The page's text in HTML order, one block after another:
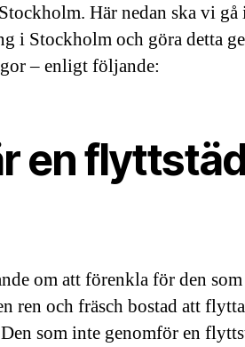
Här nedan ska vi
i Stockholm och göra detta
– enligt följande:
en
om att förenkla för den
ren och fräsch bostad att
som inte genomför en